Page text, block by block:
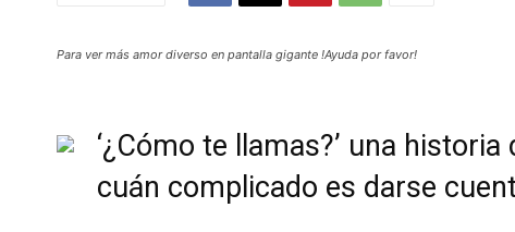
Para ver más amor diverso en pantalla gigante !Ayuda por favor!
‘¿Cómo te llamas?’ una
cuán complicado es darse